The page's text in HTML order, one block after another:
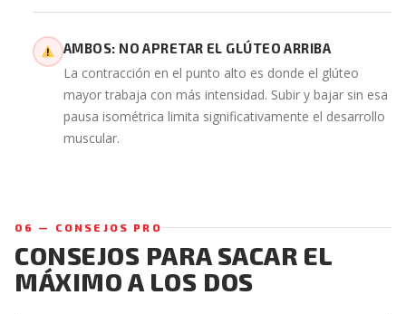
AMBOS: NO APRETAR EL GLÚTEO ARRIBA
La contracción en el punto alto es donde el glúteo
mayor trabaja con más intensidad. Subir y bajar sin esa
pausa isométrica limita significativamente el desarrollo
muscular.
06 — CONSEJOS PRO
CONSEJOS PARA SACAR EL
MÁXIMO A LOS DOS